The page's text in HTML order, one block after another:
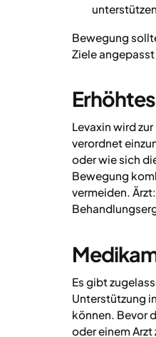
unterstützen
Bewegung
Ziele angepasst
Levaxin wird
verordnet
oder wie sich
Bewegung
vermeiden.
Es gibt
Unterstützung
können. Bevor
oder einem